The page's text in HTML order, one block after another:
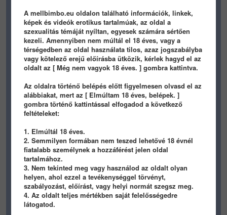
crapulaxkedvencei - 9 oldal
3 éve
430 4 0
panamera
3 éve
345 2 0
panamera
3 éve 3 éve
A mellbimbo.eu oldalon található információk, linkek,
képek és videók erotikus tartalmúak, az oldal a
szexualitás témáját nyíltan, egyesek számára sértően
kezeli. Amennyiben nem múltál el 18 éves, vagy a
térségedben az oldal használata tilos, azaz jogszabályba
vagy kötelező erejű előírásba ütközik, kérlek hagyd el az
oldalt az [ Még nem vagyok 18 éves. ] gombra kattintva.
Az oldalra történő belépés előtt figyelmesen olvasd el az
alábbiakat, mert az [ Elmúltam 18 éves, belépek. ]
gombra történő kattintással elfogadod a következő
feltételeket:
1. Elmúltál 18 éves.
2. Semmilyen formában nem teszed lehetővé 18 évnél
fiatalabb személynek a hozzáférést jelen oldal
tartalmához.
3. Nem tekinted meg vagy használod az oldalt olyan
helyen, ahol ezzel a tevékenységgel törvényt,
szabályozást, előírást, vagy helyi normát szegsz meg.
4. Az oldalt teljes mértékben saját felelősségedre
látogatod.